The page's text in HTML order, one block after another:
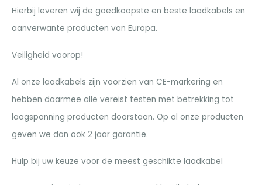
Hierbij leveren wij de goedkoopste en beste laadkabels en
aanverwante producten van Europa.
Veiligheid voorop!
Al onze laadkabels zijn voorzien van CE-markering en
hebben daarmee alle vereist testen met betrekking tot
laagspanning producten doorstaan. Op al onze producten
geven we dan ook 2 jaar garantie.
Hulp bij uw keuze voor de meest geschikte laadkabel